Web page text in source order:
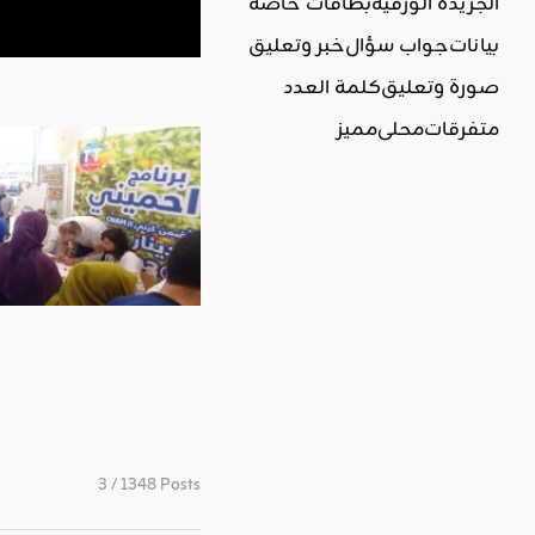
3 / 1348 Posts
بياناتجواب سؤالخبر وتعليق
صورة وتعليقكلمة العدد
متفرقاتمحليمميز